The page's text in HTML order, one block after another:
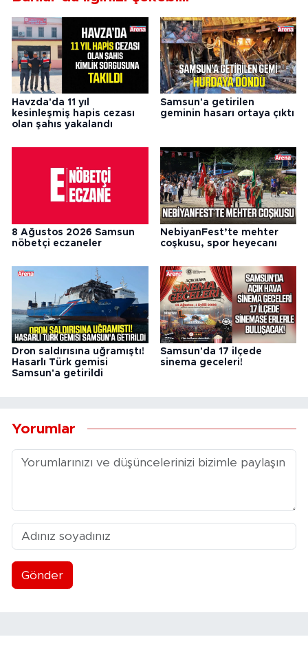
Havzda'da 11 yıl
kesinleşmiş hapis cezası
olan şahıs yakalandı
Samsun'a getirilen
geminin hasarı ortaya çıktı
8 Ağustos 2026 Samsun
nöbetçi eczaneler
NebiyanFest’te mehter
coşkusu, spor heyecanı
Dron saldırısına uğramıştı!
Hasarlı Türk gemisi
Samsun'a getirildi
Samsun'da 17 ilçede
sinema geceleri!
Yorumlar
Gönder